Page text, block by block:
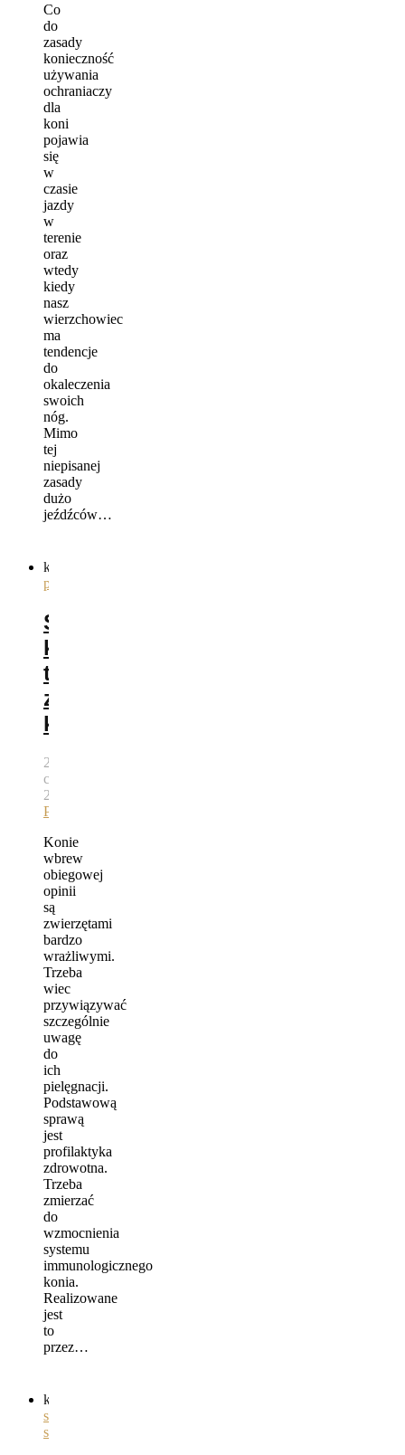
Co
do
zasady
konieczność
używania
ochraniaczy
dla
koni
pojawia
się
w
czasie
jazdy
w
terenie
oraz
wtedy
kiedy
nasz
wierzchowiec
ma
tendencje
do
okaleczenia
swoich
nóg.
Mimo
tej
niepisanej
zasady
dużo
jeźdźców…
kategorie
pielęgnacja
Szczęśliwy
koń
to
zadbany
koń
26
czerwca,
2015
Pawlik
Konie
wbrew
obiegowej
opinii
są
zwierzętami
bardzo
wrażliwymi.
Trzeba
wiec
przywiązywać
szczególnie
uwagę
do
ich
pielęgnacji.
Podstawową
sprawą
jest
profilaktyka
zdrowotna.
Trzeba
zmierzać
do
wzmocnienia
systemu
immunologicznego
konia.
Realizowane
jest
to
przez…
kategorie
siodła
sprzęt